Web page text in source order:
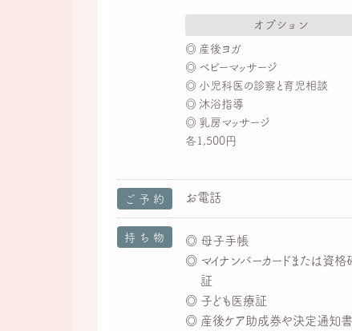
オプション
産後ヨガ
ベビーマッサージ
小児科医の診察と育児相談
沐浴指導
乳房マッサージ
各1,500円
ご予約 お電話
持ち物
母子手帳
マイナンバーカードまたは資格
証
子ども医療証
産後ケア助成券や決定通知書